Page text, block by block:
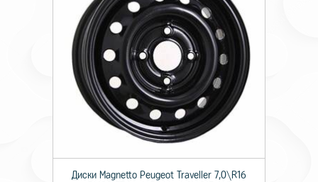
Диски Magnetto Peugeot Traveller 7,0\R16